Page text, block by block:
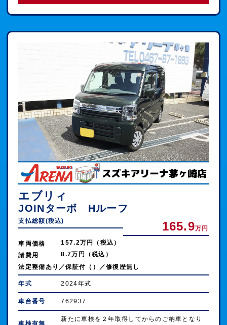
エブリィ
JOINターボ Hルーフ
支払総額(税込) 165.9万円
車両価格
157.2万円（税込）
諸費用
8.7万円（税込）
法定整備あり／保証付（）／修復歴無し
年式 2024年式
車台番号 762937
新たに車検を２年取得してからのご納車となり